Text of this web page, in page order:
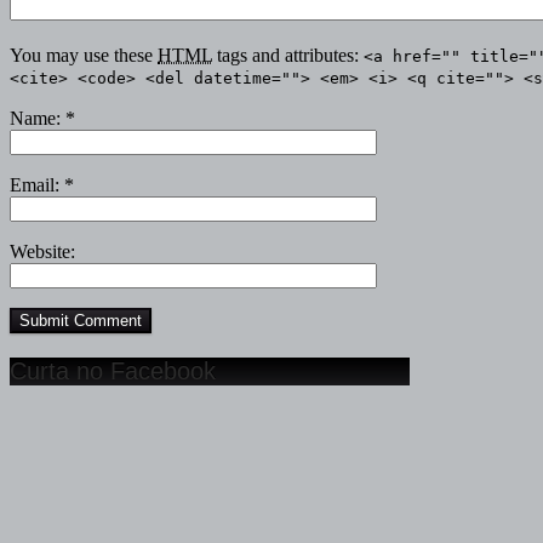
You may use these HTML tags and attributes: <a href=""
<cite> <code> <del datetime=""> <em> <i> <q cite="">
Name: *
Email: *
Website:
Curta no Facebook